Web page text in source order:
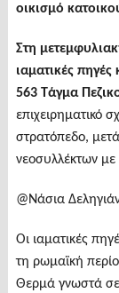
οικισμό
Στη
ιαματικές πηγές
563 Τάγμα
επιχειρηματικό
στρατόπεδο,
νεοσυλλέκτων
@Νάσια
Οι ιαματικές
τη ρωμαϊκή
Θερμά γνωστά